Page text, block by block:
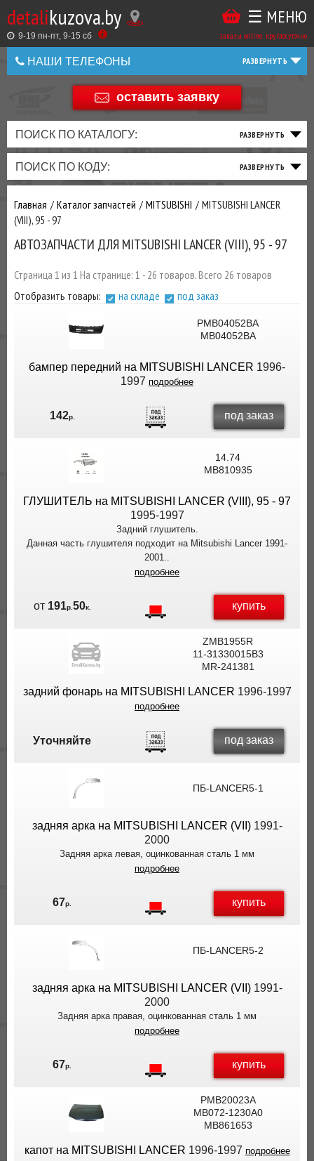
detalikuzova.by
9-19 пн-пт, 9-15 cб заказы online: круглосуточно
☰ МЕНЮ
НАШИ ТЕЛЕФОНЫ
+375 44 586 05 44
оставить заявку
ПОИСК ПО КАТАЛОГУ:
ПОИСК ПО КОДУ:
Главная Каталог запчастей MITSUBISHI
MITSUBISHI LANCER
(VIII), 95 - 97
АВТОЗАПЧАСТИ ДЛЯ MITSUBISHI LANCER (VIII), 95 - 97
Страница 1 из 1 На странице: 1 - 26 товаров. Всего 26 товаров
Отобразить товары:
на складе под заказ
PMB04052BA
MB04052BA
бампер передний на MITSUBISHI LANCER 1996-
1997 подробнее
142р. под заказ
14.74
MB810935
ГЛУШИТЕЛЬ на MITSUBISHI LANCER (VIII), 95 - 97
1995-1997
Задний глушитель.
Данная часть глушителя подходит на Mitsubishi Lancer 1991-
2001..
подробнее
от 191р. 50к. купить
ZMB1955R
11-31330015B3
MR-241381
задний фонарь на MITSUBISHI LANCER 1996-1997
подробнее
Уточняйте под заказ
ПБ-LANCER5-1
задняя арка на MITSUBISHI LANCER (VII)1991-
2000
Задняя арка левая, оцинкованная сталь 1 мм
подробнее
67р. купить
ПБ-LANCER5-2
задняя арка на MITSUBISHI LANCER (VII)1991-
2000
Задняя арка правая, оцинкованная сталь 1 мм
подробнее
67р. купить
PMB20023A
MB072-1230A0
MB861653
капот на MITSUBISHI LANCER 1996-1997 подробнее
Купить
в
1
Беларусь
+375
+375
ТАКЖЕ
ВЫ
МОЖЕТЕ
У
ЗАКАЗАТЬ
ТО
ФИЛЬТРА
ТОРМОЗНАЯ
СИСТЕМА
ПОДВЕСКА
РУЛЕВОЕ
ТРАНСМИССИЯ
ПРИВОД
ДВИГАТЕЛЬ
ВЫХЛОП
ЭЛЕКТРИКА
ОСВЕЩЕНИЕ
ДОБАВИВ
МАСЛАИ ДРУГИЕ
ЗАКАЗУ ЧЕРЕЗ
МЕНЕДЖЕРА